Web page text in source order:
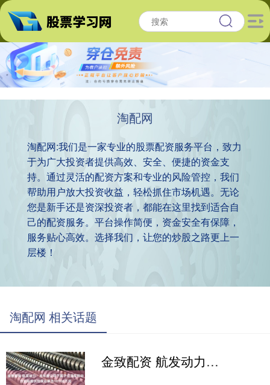
淘配网
淘配网:我们是一家专业的股票配资服务平台，致力
于为广大投资者提供高效、安全、便捷的资金支
持。通过灵活的配资方案和专业的风险管控，我们
帮助用户放大投资收益，轻松抓住市场机遇。无论
您是新手还是资深投资者，都能在这里找到适合自
己的配资服务。平台操作简便，资金安全有保障，
服务贴心高效。选择我们，让您的炒股之路更上一
层楼！
淘配网 相关话题
金致配资 航发动力：本年度公司下属子公司黎阳动力实际提供担保总额为10100万元